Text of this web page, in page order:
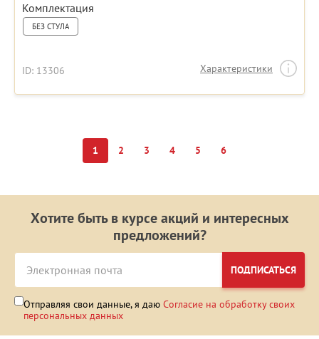
Комплектация
БЕЗ СТУЛА
ID: 13306 Характеристики
1 2 3 4 5 6
Хотите быть в курсе акций и интересных
предложений?
ПОДПИСАТЬСЯ
Отправляя свои данные, я даю Согласие на обработку своих
персональных данных